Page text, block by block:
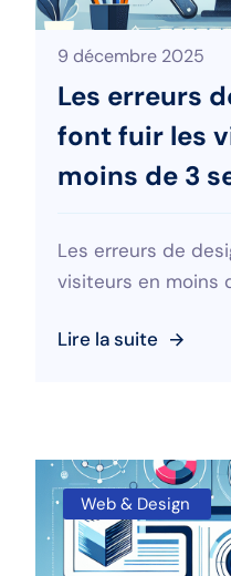
9 décembre 2025
Les erreurs
font fuir les
moins de 3
Les erreurs de
visiteurs en moins
Lire la suite
Web & Design